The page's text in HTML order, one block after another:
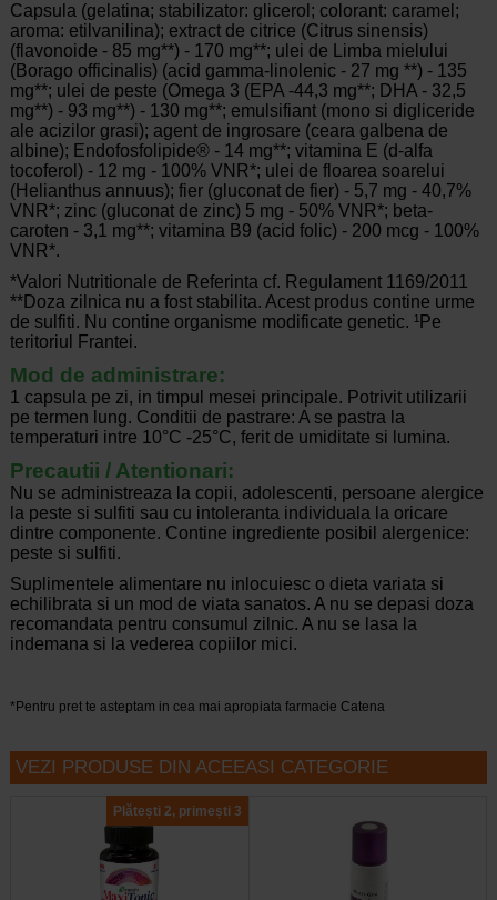
Capsula (gelatina; stabilizator: glicerol; colorant: caramel;
aroma: etilvanilina); extract de citrice (Citrus sinensis)
(flavonoide - 85 mg**) - 170 mg**; ulei de Limba mielului
(Borago officinalis) (acid gamma-linolenic - 27 mg **) - 135
mg**; ulei de peste (Omega 3 (EPA -44,3 mg**; DHA - 32,5
mg**) - 93 mg**) - 130 mg**; emulsifiant (mono si digliceride
ale acizilor grasi); agent de ingrosare (ceara galbena de
albine); Endofosfolipide® - 14 mg**; vitamina E (d-alfa
tocoferol) - 12 mg - 100% VNR*; ulei de floarea soarelui
(Helianthus annuus); fier (gluconat de fier) - 5,7 mg - 40,7%
VNR*; zinc (gluconat de zinc) 5 mg - 50% VNR*; beta-
caroten - 3,1 mg**; vitamina B9 (acid folic) - 200 mcg - 100%
VNR*.
*Valori Nutritionale de Referinta cf. Regulament 1169/2011
**Doza zilnica nu a fost stabilita. Acest produs contine urme
de sulfiti. Nu contine organisme modificate genetic. ¹Pe
teritoriul Frantei.
Mod de administrare:
1 capsula pe zi, in timpul mesei principale. Potrivit utilizarii
pe termen lung. Conditii de pastrare: A se pastra la
temperaturi intre 10°C -25°C, ferit de umiditate si lumina.
Precautii / Atentionari:
Nu se administreaza la copii, adolescenti, persoane alergice
la peste si sulfiti sau cu intoleranta individuala la oricare
dintre componente. Contine ingrediente posibil alergenice:
peste si sulfiti.
Suplimentele alimentare nu inlocuiesc o dieta variata si
echilibrata si un mod de viata sanatos. A nu se depasi doza
recomandata pentru consumul zilnic. A nu se lasa la
indemana si la vederea copiilor mici.
*Pentru pret te asteptam in cea mai apropiata farmacie Catena
VEZI PRODUSE DIN ACEEASI CATEGORIE
Plătești 2, primești 3